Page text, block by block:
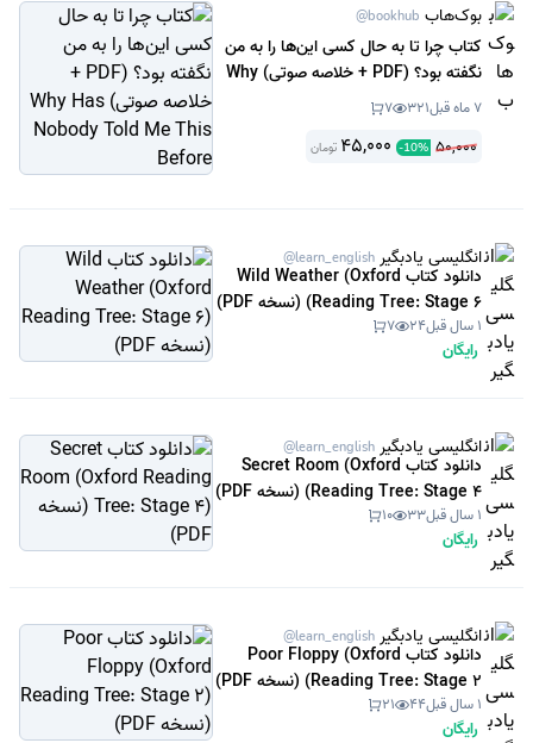
بوک‌هاب @bookhub
کتاب چرا تا به حال کسی این‌ها را به من
نگفته بود؟ (PDF + خلاصه صوتی) Why
Has Nobody Told Me This Before
7 ماه قبل 321
7
50,000
-10%
45,000 تومان
انگلیسی یادبگیر @learn_english
دانلود کتاب Wild Weather (Oxford
Reading Tree: Stage 6) (نسخه PDF)
1 سال قبل 24
7
رایگان
انگلیسی یادبگیر @learn_english
دانلود کتاب Secret Room (Oxford
Reading Tree: Stage 4) (نسخه PDF)
1 سال قبل 33
10
رایگان
انگلیسی یادبگیر @learn_english
دانلود کتاب Poor Floppy (Oxford
Reading Tree: Stage 2) (نسخه PDF)
1 سال قبل 44
21
رایگان